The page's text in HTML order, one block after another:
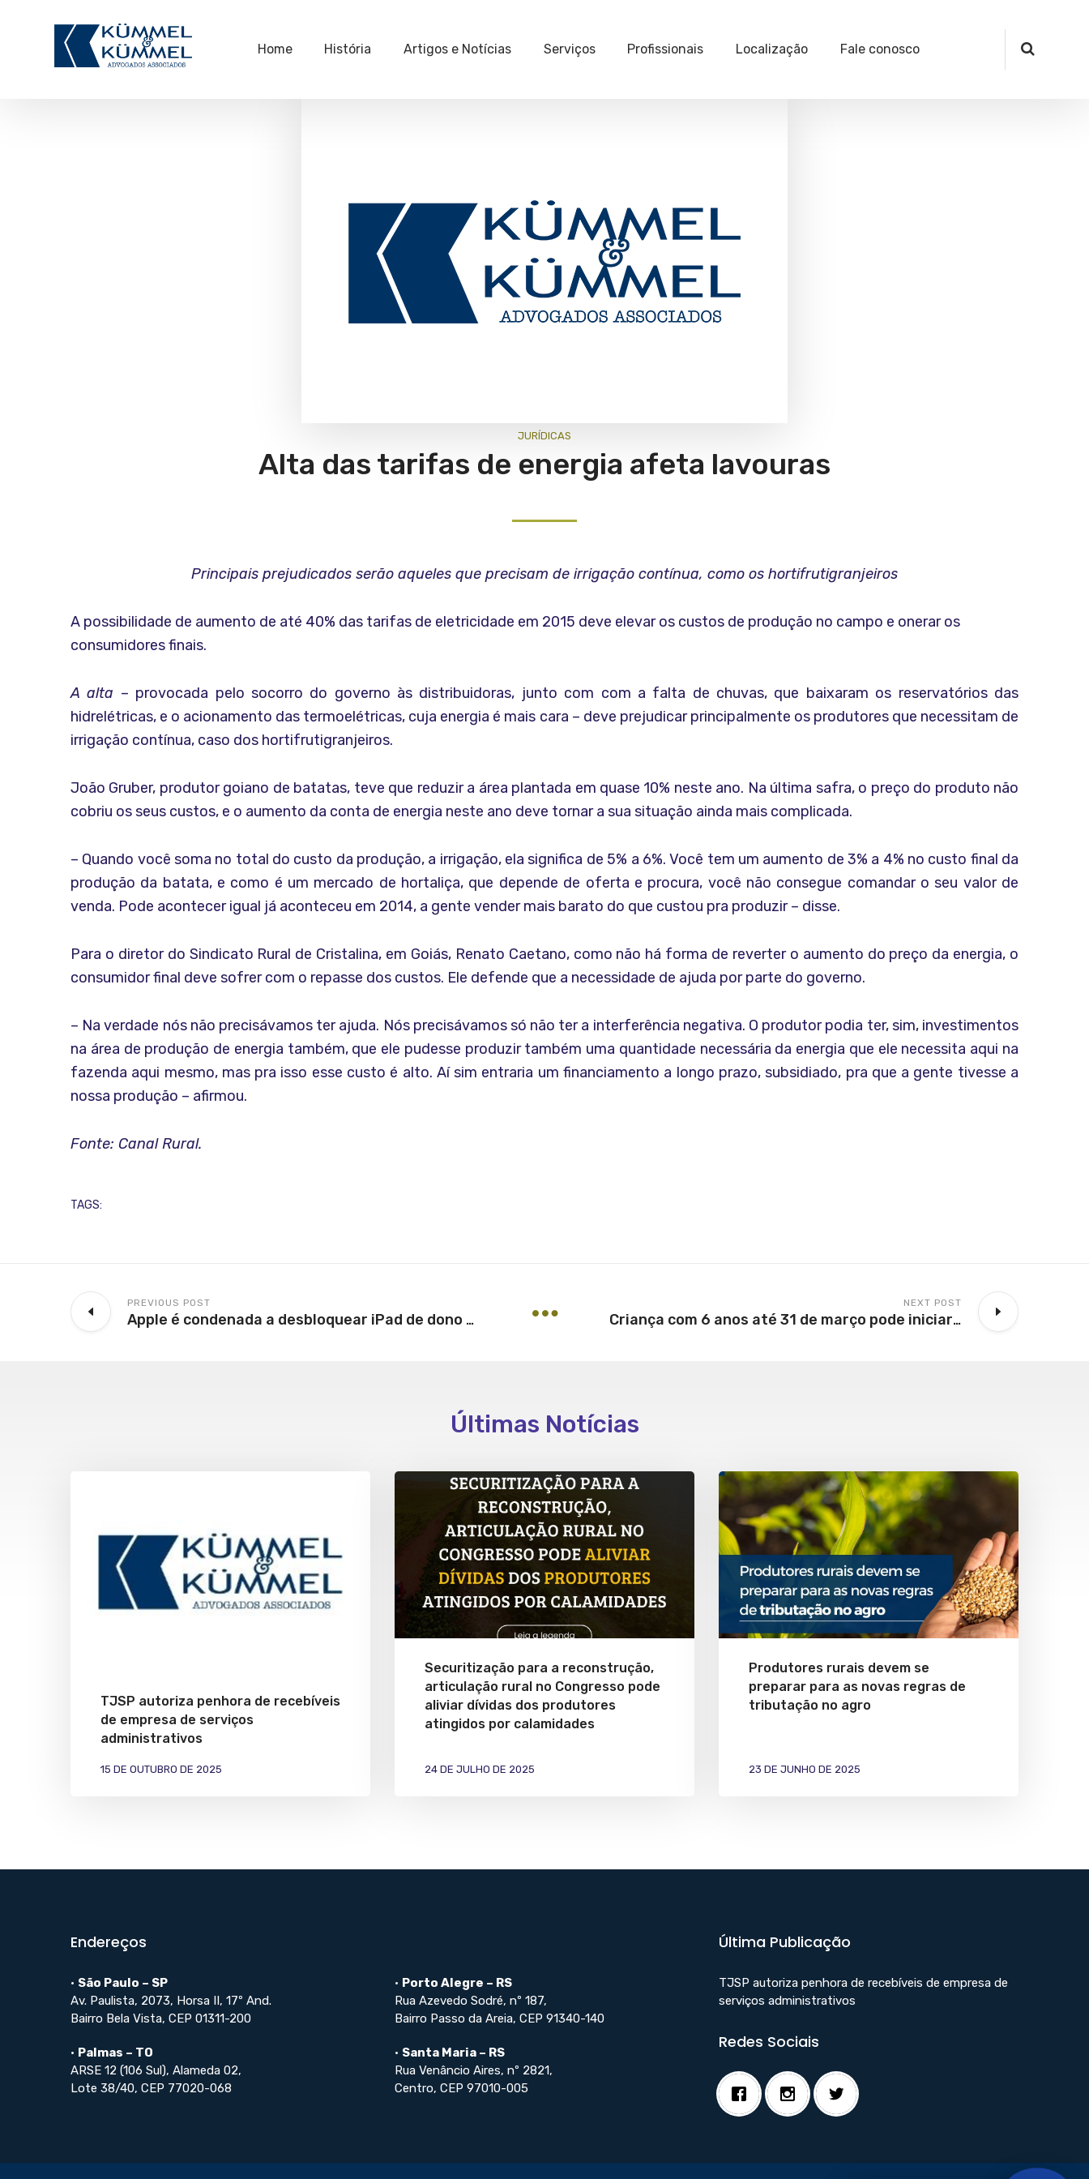
Home História Artigos e Notícias Serviços Profissionais Localização Fale conosco
JURÍ­DICAS
Alta das tarifas de energia afeta lavouras
Principais prejudicados serão aqueles que precisam de irrigação contínua, como os hortifrutigranjeiros
A possibilidade de aumento de até 40% das tarifas de eletricidade em 2015 deve elevar os custos de produção no campo e onerar os
consumidores finais.
A alta – provocada pelo socorro do governo às distribuidoras, junto com com a falta de chuvas, que baixaram os reservatórios das
hidrelétricas, e o acionamento das termoelétricas, cuja energia é mais cara – deve prejudicar principalmente os produtores que necessitam de
irrigação contínua, caso dos hortifrutigranjeiros.
João Gruber, produtor goiano de batatas, teve que reduzir a área plantada em quase 10% neste ano. Na última safra, o preço do produto não
cobriu os seus custos, e o aumento da conta de energia neste ano deve tornar a sua situação ainda mais complicada.
– Quando você soma no total do custo da produção, a irrigação, ela significa de 5% a 6%. Você tem um aumento de 3% a 4% no custo final da
produção da batata, e como é um mercado de hortaliça, que depende de oferta e procura, você não consegue comandar o seu valor de
venda. Pode acontecer igual já aconteceu em 2014, a gente vender mais barato do que custou pra produzir – disse.
Para o diretor do Sindicato Rural de Cristalina, em Goiás, Renato Caetano, como não há forma de reverter o aumento do preço da energia, o
consumidor final deve sofrer com o repasse dos custos. Ele defende que a necessidade de ajuda por parte do governo.
– Na verdade nós não precisávamos ter ajuda. Nós precisávamos só não ter a interferência negativa. O produtor podia ter, sim, investimentos
na área de produção de energia também, que ele pudesse produzir também uma quantidade necessária da energia que ele necessita aqui na
fazenda aqui mesmo, mas pra isso esse custo é alto. Aí sim entraria um financiamento a longo prazo, subsidiado, pra que a gente tivesse a
nossa produção – afirmou.
Fonte: Canal Rural.
TAGS:
PREVIOUS POST
Apple é condenada a desbloquear iPad de dono que esqueceu senha
NEXT POST
Criança com 6 anos até 31 de março pode iniciar ensino fundamental
Últimas Notícias
TJSP autoriza penhora de recebíveis
de empresa de serviços
administrativos
15 DE OUTUBRO DE 2025
Securitização para a reconstrução,
articulação rural no Congresso pode
aliviar dívidas dos produtores
atingidos por calamidades
24 DE JULHO DE 2025
Produtores rurais devem se
preparar para as novas regras de
tributação no agro
23 DE JUNHO DE 2025
Endereços
• São Paulo – SP
Av. Paulista, 2073, Horsa II, 17º And.
Bairro Bela Vista, CEP 01311-200
• Palmas – TO
ARSE 12 (106 Sul), Alameda 02,
Lote 38/40, CEP 77020-068
• Porto Alegre – RS
Rua Azevedo Sodré, nº 187,
Bairro Passo da Areia, CEP 91340-140
• Santa Maria – RS
Rua Venâncio Aires, nº 2821,
Centro, CEP 97010-005
Última Publicação
TJSP autoriza penhora de recebíveis de empresa de
serviços administrativos
Redes Sociais